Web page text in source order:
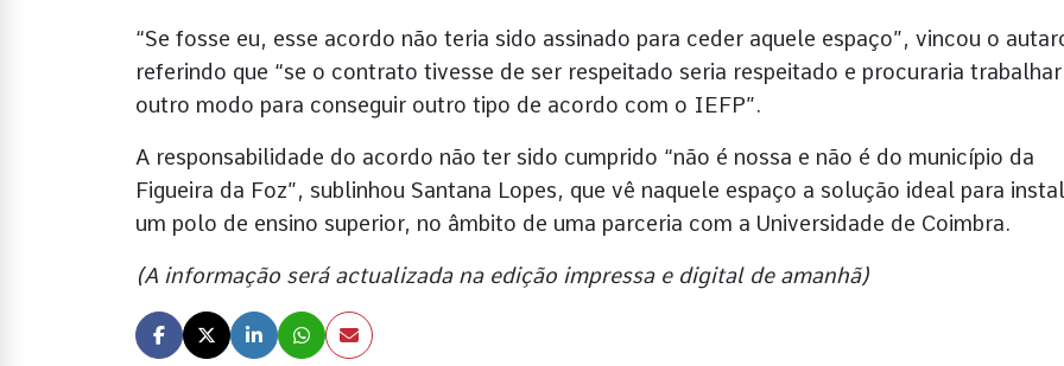
“Se fosse eu, esse acordo não teria sido assinado para ceder aquele espaço”, vincou o
referindo que “se o contrato tivesse de ser respeitado seria respeitado e procuraria
outro modo para conseguir outro tipo de acordo com o IEFP”.
A responsabilidade do acordo não ter sido cumprido “não é nossa e não é do município da
Figueira da Foz”, sublinhou Santana Lopes, que vê naquele espaço a solução ideal para
um polo de ensino superior, no âmbito de uma parceria com a Universidade de Coimbra.
(A informação será actualizada na edição impressa e digital de amanhã)